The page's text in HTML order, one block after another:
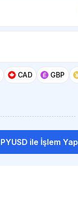
CAD GBP
PYUSD ile İşlem Yap